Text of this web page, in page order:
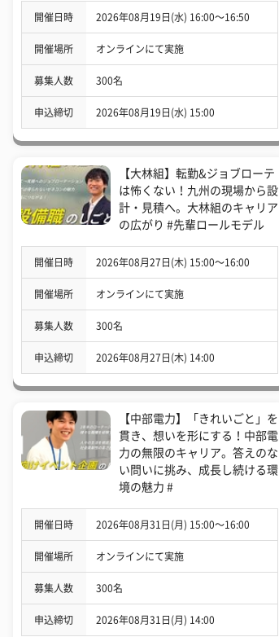
開催日時 2026年08月19日(水) 16:00〜16:50
開催場所 オンラインにて実施
募集人数 300名
申込締切 2026年08月19日(水) 15:00
【大林組】転勤&ジョブローテ
は怖くない！九州の現場から設
計・見積へ。大林組のキャリア
の広がり #先輩ロールモデル
開催日時 2026年08月27日(木) 15:00〜16:00
開催場所 オンラインにて実施
募集人数 300名
申込締切 2026年08月27日(木) 14:00
【中部電力】「きれいごと」を
貫き、想いを形にする！中部電
力の無限のキャリア。答えのな
い問いに挑み、成長し続ける環
境の魅力 #
開催日時 2026年08月31日(月) 15:00〜16:00
開催場所 オンラインにて実施
募集人数 300名
申込締切 2026年08月31日(月) 14:00